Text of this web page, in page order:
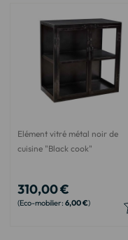
Elément vitré métal noir de
cuisine "Black cook"
310,00 €
6,00 €